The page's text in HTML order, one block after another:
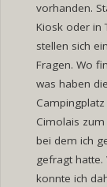
vorhanden.
Kiosk oder in
stellen sich
Fragen. Wo
was haben
Cimolais
bei dem ich
gefragt hatte.
konnte ich